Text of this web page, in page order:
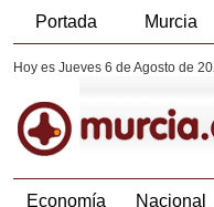
Portada Murcia
Hoy es Jueves 6 de Agosto de
Economía Nacional